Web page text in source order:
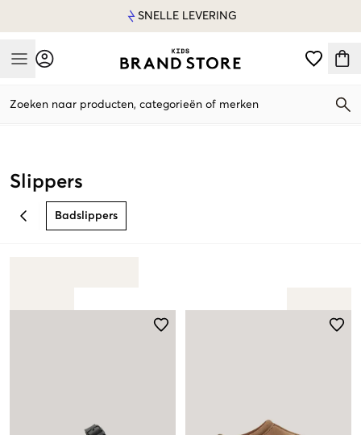
SNELLE LEVERING
Mobile Menu
Zoeken naar producten, categorieën of merken
Slippers
BACK Badslippers